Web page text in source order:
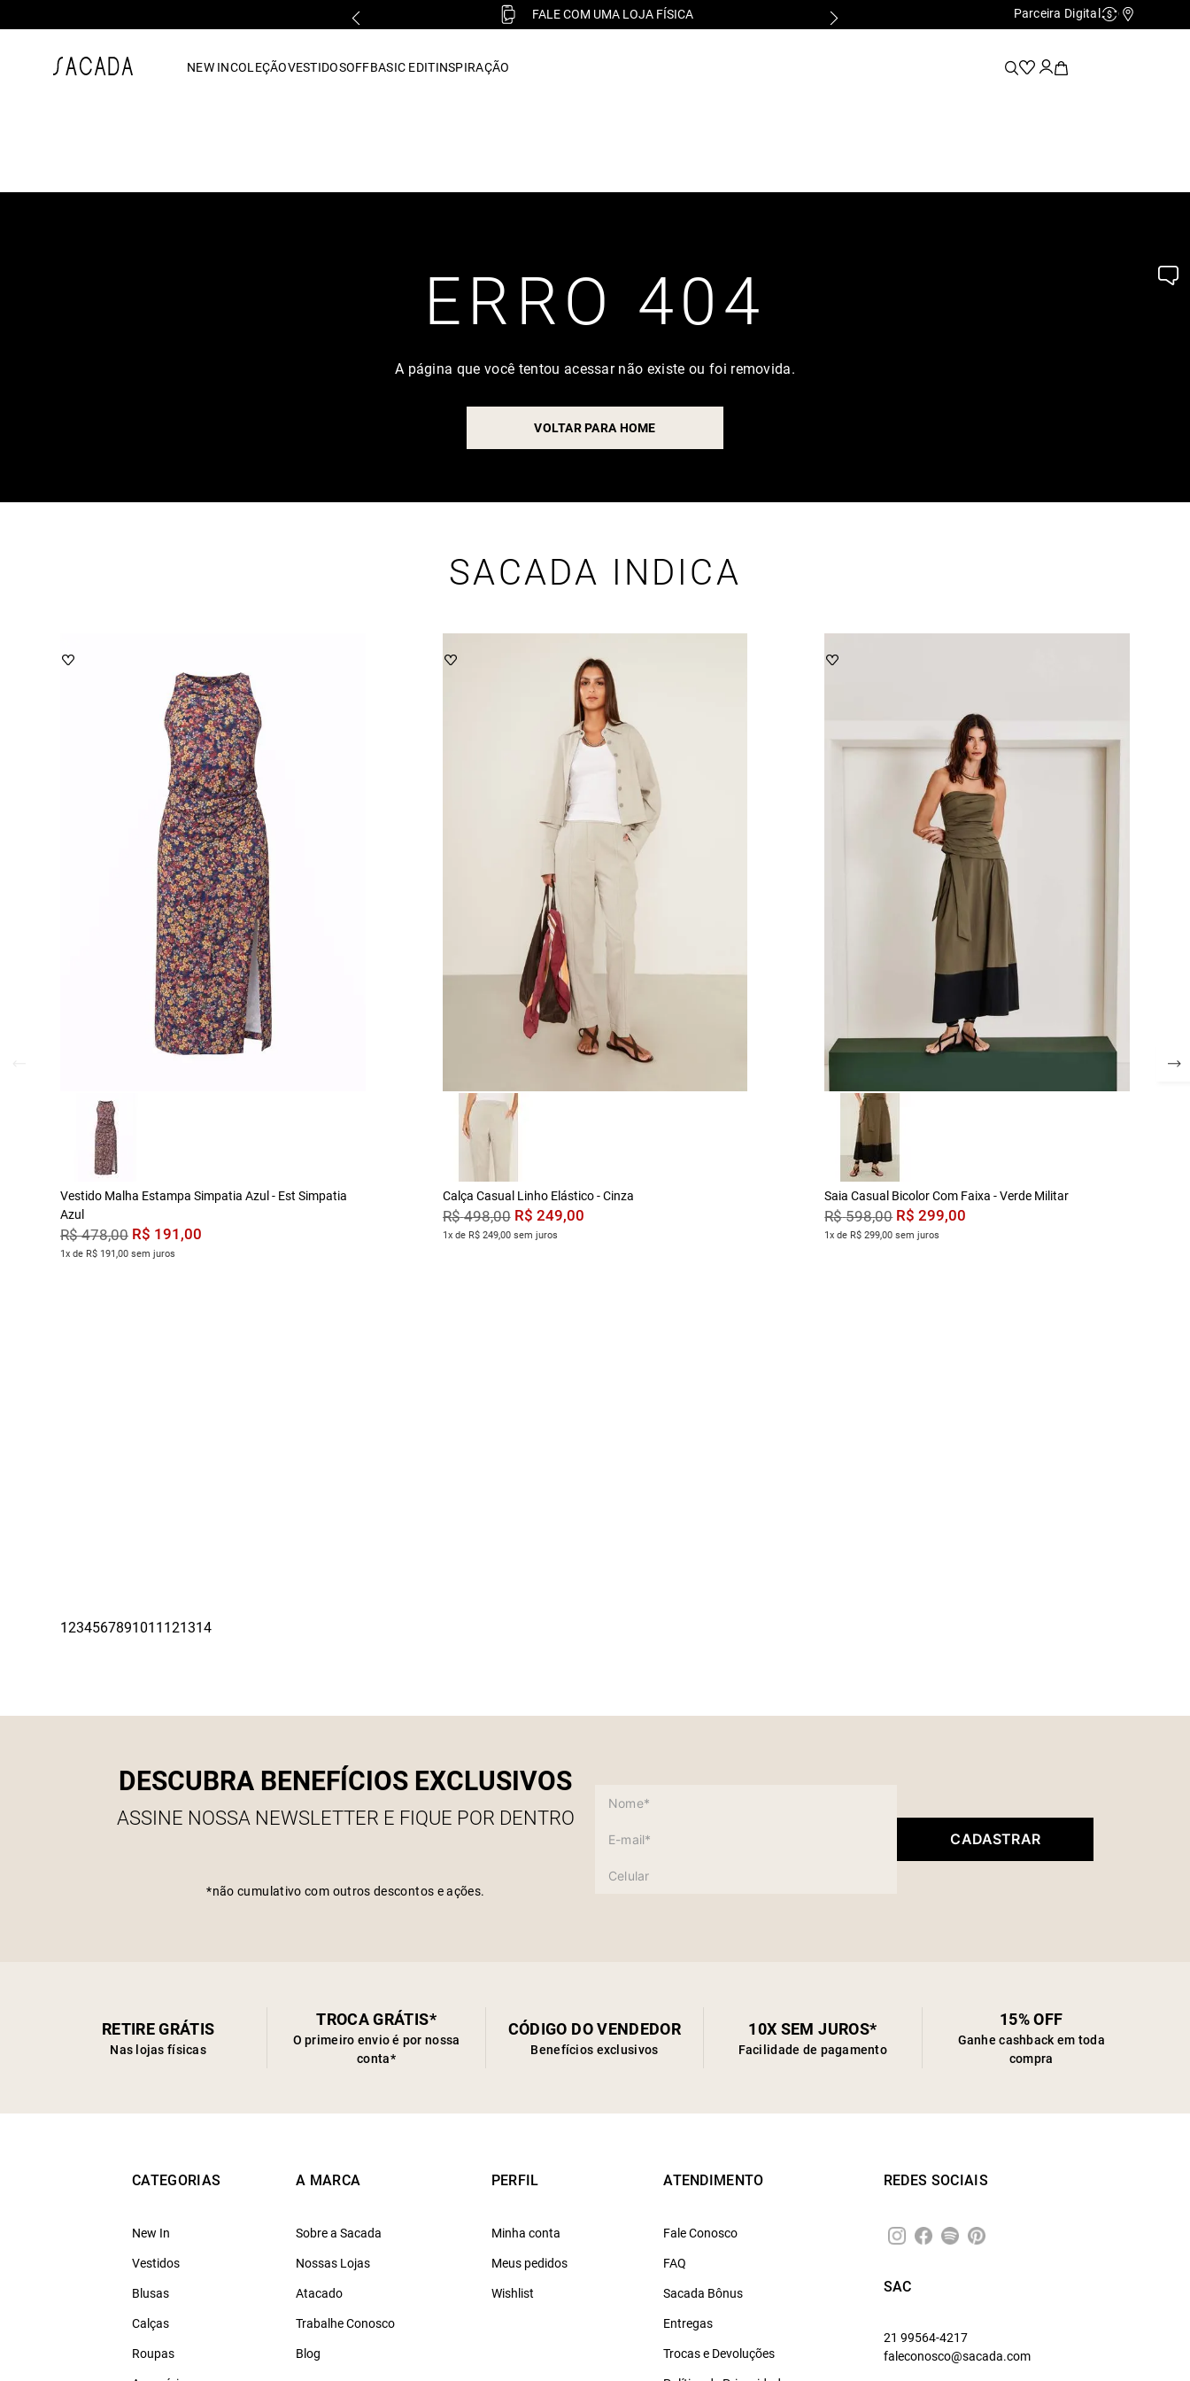
FALE COM UMA LOJA FÍSICA Parceira Digital Cashback
NEW INCOLEÇÃOVESTIDOSOFFBASIC EDITINSPIRAÇÃO
ERRO 404
A página que você tentou acessar não existe ou foi removida.
VOLTAR PARA HOME
SACADA INDICA
Vestido Malha Estampa Simpatia Azul - Est Simpatia
Azul
R$ 478,00 R$ 191 ,00
1x de R$ 191,00 sem juros
Calça Casual Linho Elástico - Cinza
R$ 498,00 R$ 249,00
1x de R$ 249,00 sem juros
Saia Casual Bicolor Com Faixa - Verde Militar
R$ 598,00 R$ 299,00
1x de R$ 299,00 sem juros
DESCUBRA BENEFÍCIOS EXCLUSIVOS
ASSINE NOSSA NEWSLETTER E FIQUE POR DENTRO
*não cumulativo com outros descontos e ações.
CADASTRAR
RETIRE GRÁTIS
Nas lojas físicas
TROCA GRÁTIS*
O primeiro envio é por nossa
conta*
CÓDIGO DO VENDEDOR
Benefícios exclusivos
10X SEM JUROS*
Facilidade de pagamento
15% OFF
Ganhe cashback em toda
compra
CATEGORIAS
New In
Vestidos
Blusas
Calças
Roupas
A MARCA
Sobre a Sacada
Nossas Lojas
Atacado
Trabalhe Conosco
Blog
PERFIL
Minha conta
Meus pedidos
Wishlist
ATENDIMENTO
Fale Conosco
FAQ
Sacada Bônus
Entregas
Trocas e Devoluções
REDES SOCIAIS
SAC
21 99564-4217
faleconosco@sacada.com
vestido midi
7º macacão